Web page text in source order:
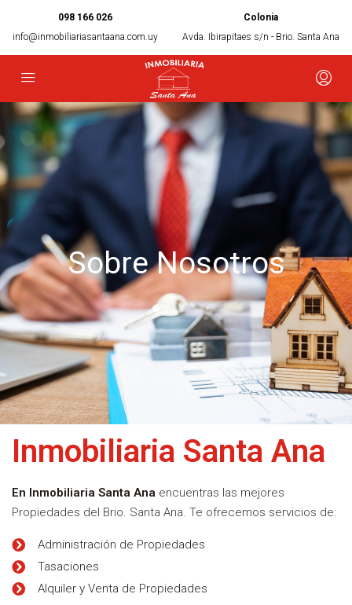
098 166 026
info@inmobiliariasantaana.com.uy
Colonia
Avda. Ibirapitaes s/n - Brio. Santa Ana
Sobre Nosotros
Inmobiliaria Santa Ana
En Inmobiliaria Santa Ana encuentras las mejores
Propiedades del Brio. Santa Ana. Te ofrecemos servicios de:
Administración de Propiedades
Tasaciones
Alquiler y Venta de Propiedades